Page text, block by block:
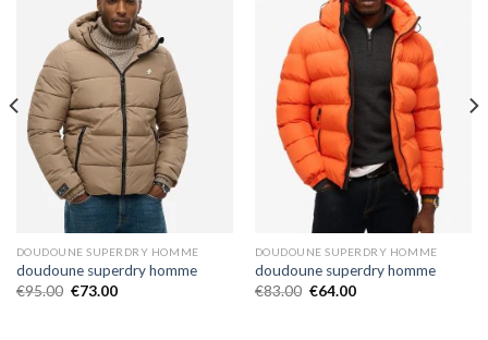
DOUDOUNE SUPERDRY HOMME
doudoune superdry homme
€95.00 €73.00
DOUDOUNE SUPERDRY HOMME
doudoune superdry homme
€83.00 €64.00